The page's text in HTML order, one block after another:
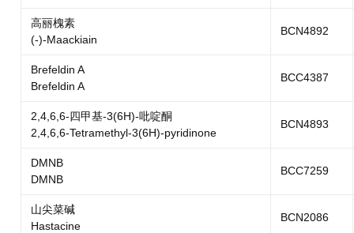
高丽槐素
(-)-Maackiain
BCN4892
Brefeldin A
Brefeldin A
BCC4387
2,4,6,6-四甲基-3(6H)-吡啶酮
2,4,6,6-Tetramethyl-3(6H)-pyridinone
BCN4893
DMNB
DMNB
BCC7259
山尖菜碱
Hastacine
BCN2086